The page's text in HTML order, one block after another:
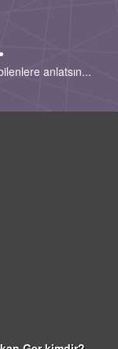
anlatsın...